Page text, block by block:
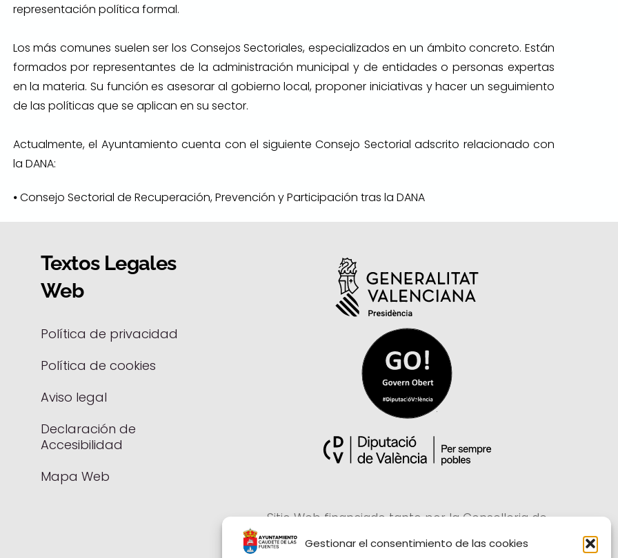
Gestionar el consentimiento de las cookies
representación política formal.
Los más comunes suelen ser los Consejos Sectoriales, especializados en un ámbito concreto. Están
formados por representantes de la administración municipal y de entidades o personas expertas
en la materia. Su función es asesorar al gobierno local, proponer iniciativas y hacer un seguimiento
de las políticas que se aplican en su sector.
Actualmente, el Ayuntamiento cuenta con el siguiente Consejo Sectorial adscrito relacionado con
la DANA:
⦁ Consejo Sectorial de Recuperación, Prevención y Participación tras la DANA
Textos Legales
Web
Política de privacidad
Política de cookies
Aviso legal
Declaración de
Accesibilidad
Mapa Web
Sitio Web financiado tanto por la Conselleria de
Participación, Transparencia, Cooperación y